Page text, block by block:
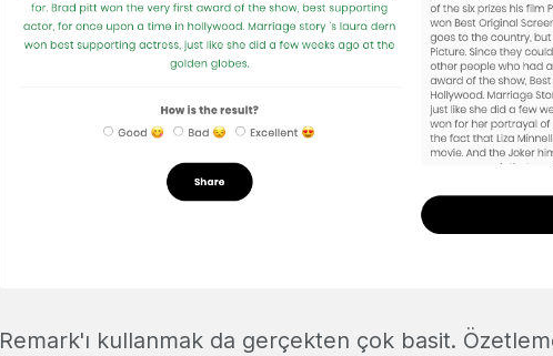
Remark'ı kullanmak da gerçekten çok basit.